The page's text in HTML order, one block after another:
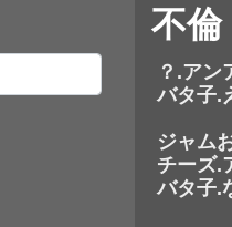
不倫
？.アン
バタ子.
問い
ジャム
チーズ.
バタ子.